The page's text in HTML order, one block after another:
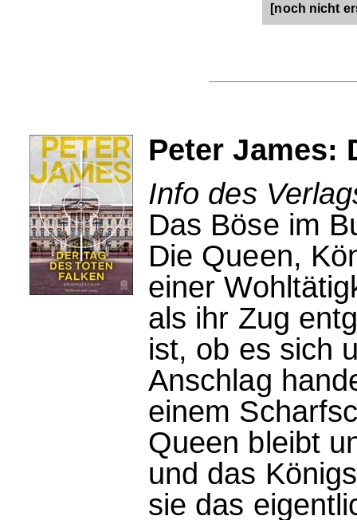
[noch nicht
Peter James:
Info des
Das Böse im
Die Queen,
einer
als ihr Zug
ist, ob es sich
Anschlag
einem
Queen bleibt
und das
sie das